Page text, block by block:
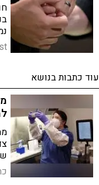
עוד כתבות בנושא